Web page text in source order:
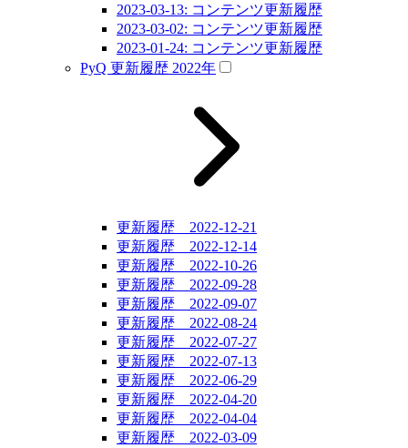
2023-03-13: コンテンツ更新履歴
2023-03-02: コンテンツ更新履歴
2023-01-24: コンテンツ更新履歴
PyQ 更新履歴 2022年
更新履歴 2022-12-21
更新履歴 2022-12-14
更新履歴 2022-10-26
更新履歴 2022-09-28
更新履歴 2022-09-07
更新履歴 2022-08-24
更新履歴 2022-07-27
更新履歴 2022-07-13
更新履歴 2022-06-29
更新履歴 2022-04-20
更新履歴 2022-04-04
更新履歴 2022-03-09